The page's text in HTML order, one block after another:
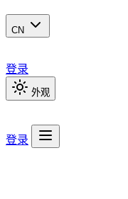
CN
登录
外观
登录